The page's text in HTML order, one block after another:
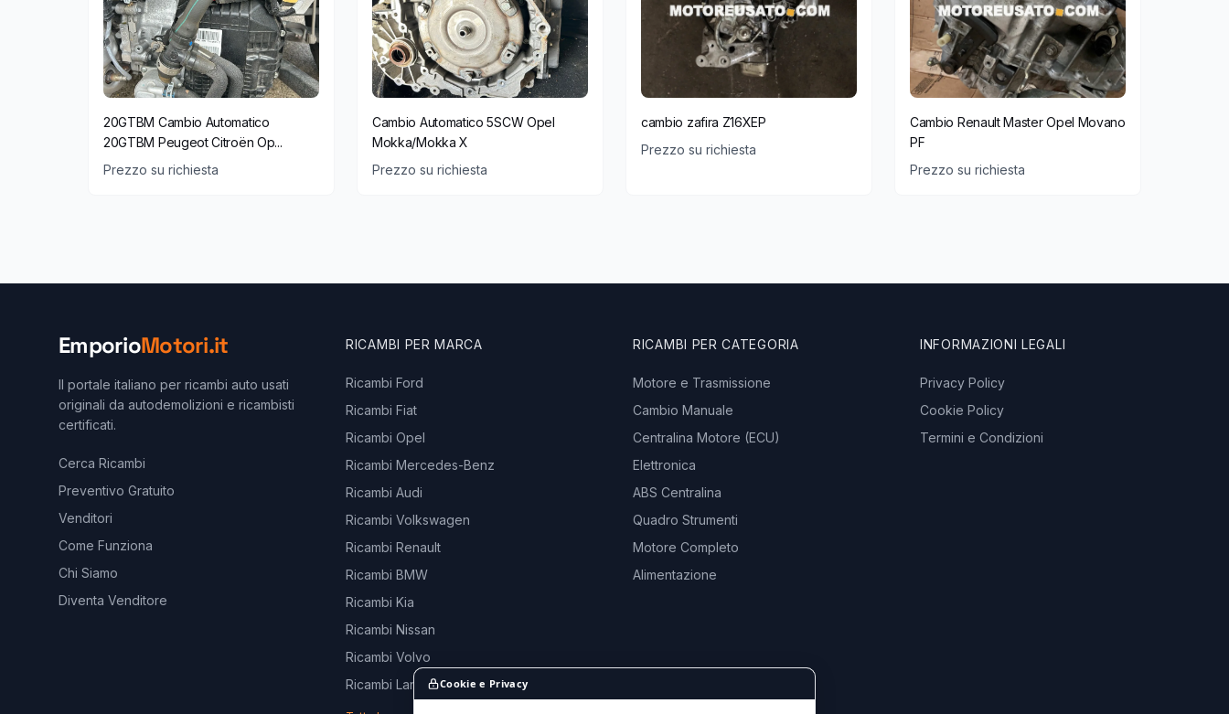
20GTBM Cambio Automatico
20GTBM Peugeot Citroën Op...
Prezzo su richiesta
Cambio Automatico 5SCW Opel
Mokka/Mokka X
Prezzo su richiesta
cambio zafira Z16XEP
Prezzo su richiesta
Cambio Renault Master Opel Movano
PF
Prezzo su richiesta
EmporioMotori.it
Il portale italiano per ricambi auto usati
originali da autodemolizioni e ricambisti
certificati.
Cerca Ricambi
Preventivo Gratuito
Venditori
Come Funziona
Chi Siamo
Diventa Venditore
RICAMBI PER MARCA
Ricambi Ford
Ricambi Fiat
Ricambi Opel
Ricambi Mercedes-Benz
Ricambi Audi
Ricambi Volkswagen
Ricambi Renault
Ricambi BMW
Ricambi Kia
Ricambi Nissan
Ricambi Volvo
Ricambi Land Rover
RICAMBI PER CATEGORIA
Motore e Trasmissione
Cambio Manuale
Centralina Motore (ECU)
Elettronica
ABS Centralina
Quadro Strumenti
Motore Completo
Alimentazione
INFORMAZIONI LEGALI
Privacy Policy
Cookie Policy
Termini e Condizioni
Cookie e Privacy